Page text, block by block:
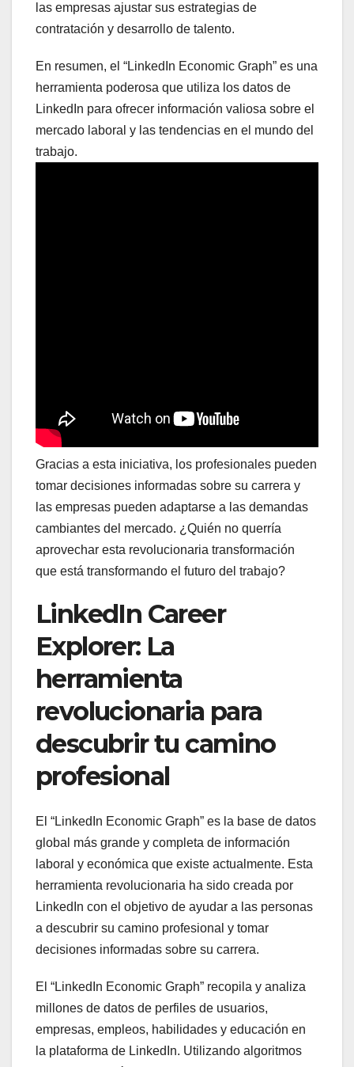
las empresas ajustar sus estrategias de
contratación y desarrollo de talento.
En resumen, el “LinkedIn Economic Graph” es una
herramienta poderosa que utiliza los datos de
LinkedIn para ofrecer información valiosa sobre el
mercado laboral y las tendencias en el mundo del
trabajo.
Gracias a esta iniciativa, los profesionales pueden
tomar decisiones informadas sobre su carrera y
las empresas pueden adaptarse a las demandas
cambiantes del mercado. ¿Quién no querría
aprovechar esta revolucionaria transformación
que está transformando el futuro del trabajo?
LinkedIn Career
Explorer: La
herramienta
revolucionaria para
descubrir tu camino
profesional
El “LinkedIn Economic Graph” es la base de datos
global más grande y completa de información
laboral y económica que existe actualmente. Esta
herramienta revolucionaria ha sido creada por
LinkedIn con el objetivo de ayudar a las personas
a descubrir su camino profesional y tomar
decisiones informadas sobre su carrera.
El “LinkedIn Economic Graph” recopila y analiza
millones de datos de perfiles de usuarios,
empresas, empleos, habilidades y educación en
la plataforma de LinkedIn. Utilizando algoritmos